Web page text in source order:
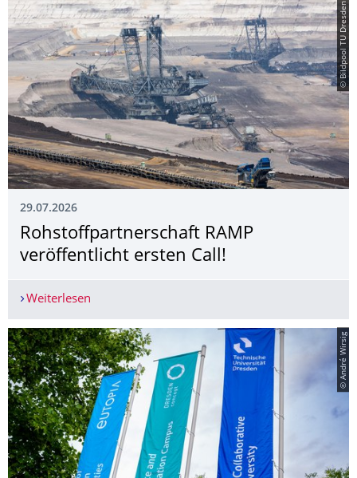
© Bildpool TU Dresden
29.07.2026
Rohstoffpartner­schaft RAMP
veröffentlicht ersten Call!
Weiterlesen
© André Wirsig